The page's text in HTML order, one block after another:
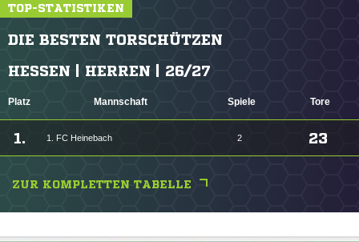
TOP-STATISTIKEN
DIE BESTEN TORSCHÜTZEN
HESSEN | HERREN | 26/27
Platz Mannschaft Spiele Tore
1. 1. FC Heinebach 2 23
ZUR KOMPLETTEN TABELLE